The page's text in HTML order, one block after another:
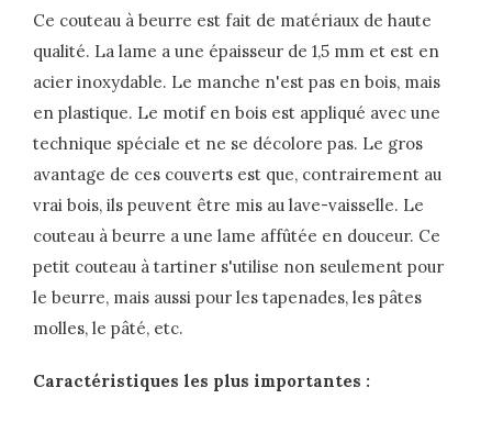
Ce couteau à beurre est fait de matériaux de haute
qualité. La lame a une épaisseur de 1,5 mm et est en
acier inoxydable. Le manche n'est pas en bois, mais
en plastique. Le motif en bois est appliqué avec une
technique spéciale et ne se décolore pas. Le gros
avantage de ces couverts est que, contrairement au
vrai bois, ils peuvent être mis au lave-vaisselle. Le
couteau à beurre a une lame affûtée en douceur. Ce
petit couteau à tartiner s'utilise non seulement pour
le beurre, mais aussi pour les tapenades, les pâtes
molles, le pâté, etc.
Caractéristiques les plus importantes :